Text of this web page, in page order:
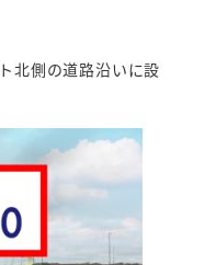
北側の道路沿いに設